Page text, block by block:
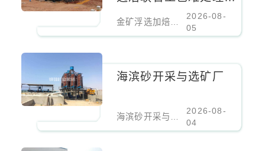
2026-08-
05
海滨砂开采与选矿厂
2026-08-
04